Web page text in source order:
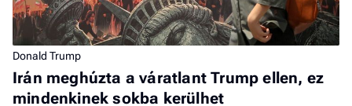
Donald Trump
Irán meghúzta a váratlant Trump ellen, ez
mindenkinek sokba kerülhet